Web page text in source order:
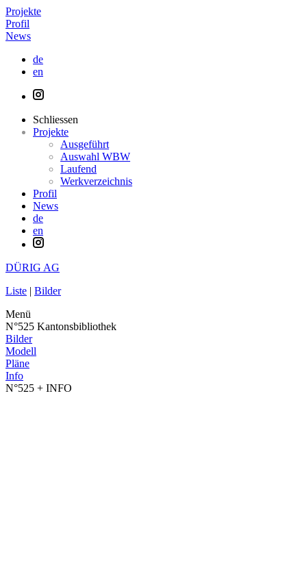
Projekte
Profil
News
de
en
Schliessen
Projekte
Ausgeführt
Auswahl WBW
Laufend
Werkverzeichnis
Profil
News
de
en
DÜRIG AG
Liste | Bilder
Menü
N°525 Kantonsbibliothek
Bilder
Modell
Pläne
Info
N°525 + INFO